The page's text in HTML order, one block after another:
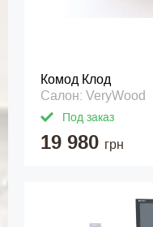
Комод Клод
Салон: VeryWood
Под заказ
19 980 грн